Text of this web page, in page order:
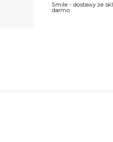
Smile - dostawy ze
darmo